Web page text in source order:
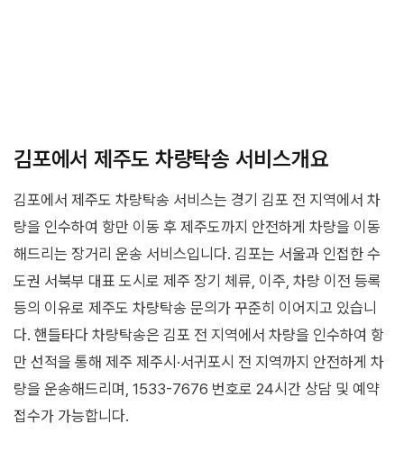
김포에서 제주도 차량탁송 서비스개요
김포에서 제주도 차량탁송 서비스는 경기 김포 전 지역에서 차
량을 인수하여 항만 이동 후 제주도까지 안전하게 차량을 이동
해드리는 장거리 운송 서비스입니다. 김포는 서울과 인접한 수
도권 서북부 대표 도시로 제주 장기 체류, 이주, 차량 이전 등록
등의 이유로 제주도 차량탁송 문의가 꾸준히 이어지고 있습니
다. 핸들타다 차량탁송은 김포 전 지역에서 차량을 인수하여 항
만 선적을 통해 제주 제주시·서귀포시 전 지역까지 안전하게 차
량을 운송해드리며, 1533-7676 번호로 24시간 상담 및 예약
접수가 가능합니다.